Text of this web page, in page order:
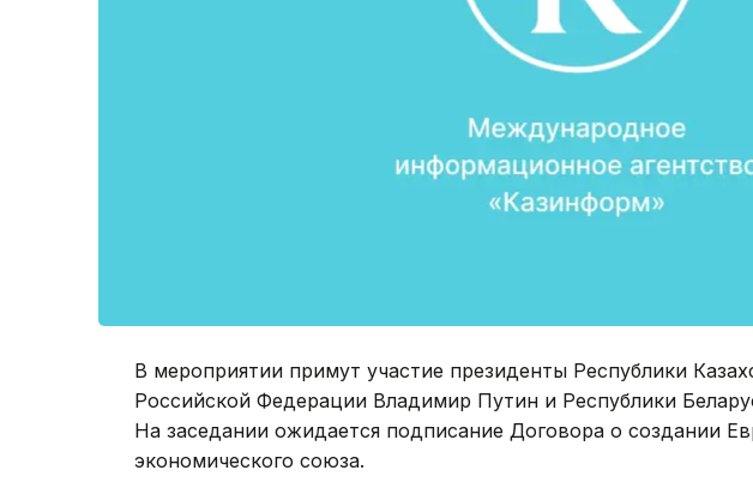
В мероприятии примут участие президенты Республики
Российской Федерации Владимир Путин и Республики
На заседании ожидается подписание Договора о создании
экономического союза.